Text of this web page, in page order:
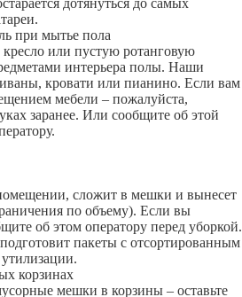
дотянуться до самых
при мытье пола
или пустую ротанговую
интерьера полы. Наши
кровати или пианино. Если вам
мебели – пожалуйста,
заранее. Или сообщите об этой
сложит в мешки и вынесет
по объему). Если вы
об этом оператору перед уборкой.
пакеты с отсортированным
корзинах
мешки в корзины – оставьте